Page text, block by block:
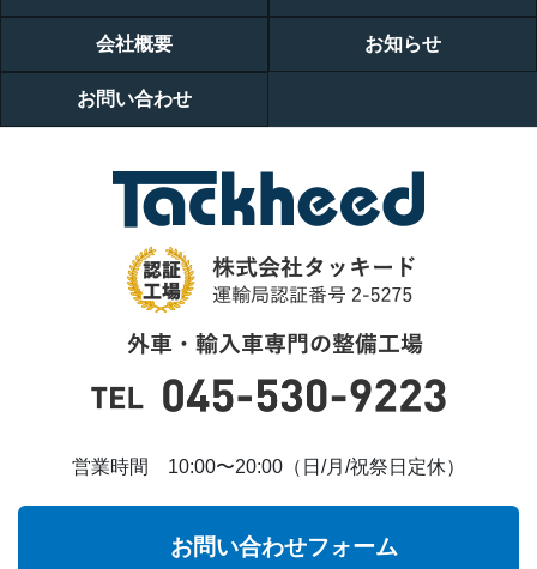
営業時間 10:00〜20:00（日/月/祝祭日定休）
お問い合わせフォーム
会社概要 お知らせ
お問い合わせ